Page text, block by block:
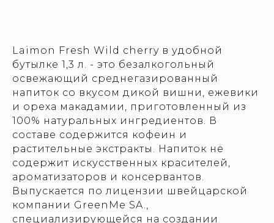
Laimon Fresh Wild cherry в удобной
бутылке 1,3 л. - это безалкогольный
освежающий среднегазированный
напиток со вкусом дикой вишни, ежевики
и ореха макадамии, приготовленный из
100% натуральных ингредиентов. В
составе содержится кофеин и
растительные экстракты. Напиток не
содержит искусственных красителей,
ароматизаторов и консервантов.
Выпускается по лицензии швейцарской
компании GreenMe SA.,
специализирующейся на создании